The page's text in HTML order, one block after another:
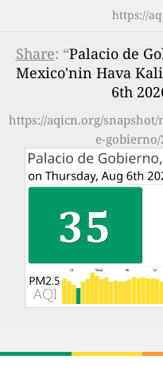
https://
Share: “Palacio de
Mexico'nin Hava
6th
https://aqicn.org/
e-gobierno/